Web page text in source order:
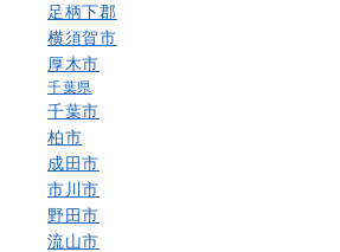
足柄下郡
横須賀市
厚木市
千葉県
千葉市
柏市
成田市
市川市
野田市
流山市